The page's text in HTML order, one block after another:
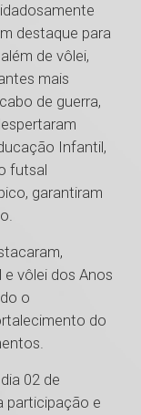
destaque para
de vôlei,
mais
de guerra,
Infantil,
futsal
garantiram
vôlei dos Anos
o
do
02 de
participação e